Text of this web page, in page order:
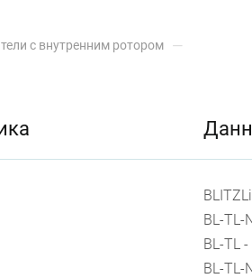
с внутренним ротором —
BL-TL-
BL-TL
BL-TL-